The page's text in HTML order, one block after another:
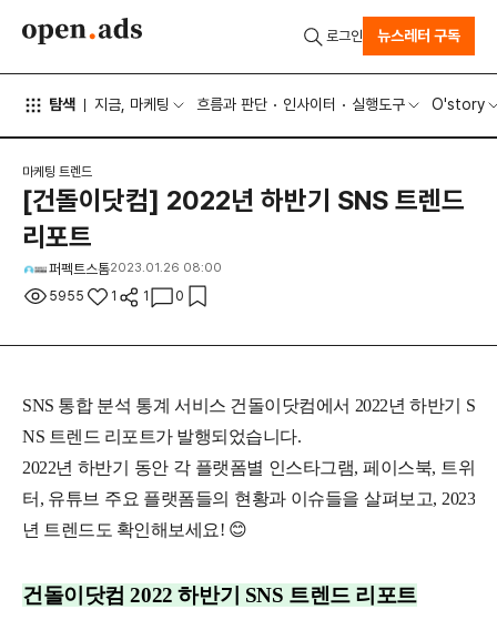
탐색 지금, 마케팅 흐름과 판단 인사이터 실행도구 O'story
로그인 뉴스레터 구독
마케팅 트렌드
[건돌이닷컴] 2022년 하반기 SNS 트렌드
리포트
퍼펙트스톰2023.01.26 08:00
5955 1 1 0
SNS 통합 분석 통계 서비스 건돌이닷컴에서 2022년 하반기 S
NS 트렌드 리포트가 발행되었습니다.
2022년 하반기 동안 각 플랫폼별 인스타그램, 페이스북, 트위
터, 유튜브 주요 플랫폼들의 현황과 이슈들을 살펴보고, 2023
년 트렌드도 확인해보세요! 😊
건돌이닷컴 2022 하반기 SNS 트렌드 리포트